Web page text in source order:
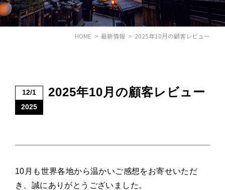
HOME > 最新情報 > 2025年10月の顧客レビュー
12/1
2025
2025年10月の顧客レビュー
10月も世界各地から温かいご感想をお寄せいただ
き、誠にありがとうございました。